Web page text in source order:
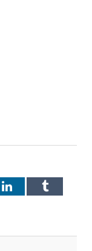
LinkedInTumblr